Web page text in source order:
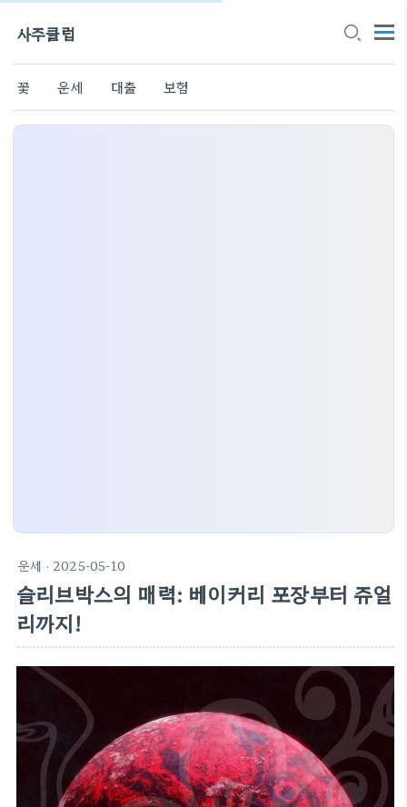
사주클럽
꽃 운세 대출 보험
운세 · 2025-05-10
슬리브박스의 매력: 베이커리 포장부터 쥬얼
리까지!